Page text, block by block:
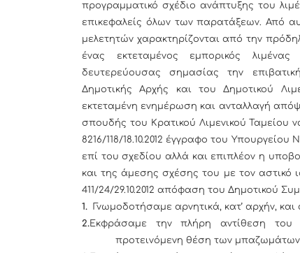
προγραμματικό σχέδιο ανάπτυξης του
επικεφαλείς όλων των παρατάξεων. Από
μελετητών χαρακτηρίζονται από την
ένας εκτεταμένος εμπορικός
δευτερεύουσας σημασίας την
Δημοτικής Αρχής και του Δημοτικού
εκτεταμένη ενημέρωση και ανταλλαγή
σπουδής του Κρατικού Λιμενικού Ταμείου
8216/118/18.10.2012 έγγραφο του Υπουργείου
επί του σχεδίου αλλά και επιπλέον η
και της άμεσης σχέσης του με τον αστικό
411/24/29.10.2012 απόφαση του Δημοτικού
1.
Γνωμοδοτήσαμε αρνητικά, κατ’ αρχήν,
2.Εκφράσαμε την πλήρη αντίθεση του
προτεινόμενη θέση των